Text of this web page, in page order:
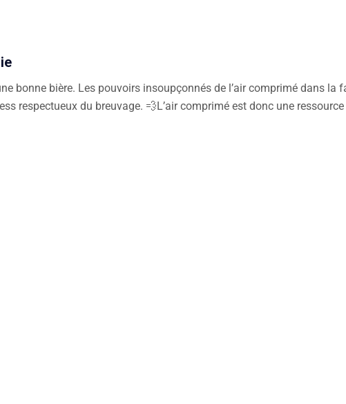
bonne bière. Les pouvoirs insoupçonnés de l’air comprimé dans la
respectueux du breuvage. 💨L’air comprimé est donc une